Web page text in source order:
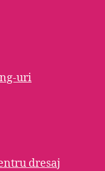
uri
dresaj